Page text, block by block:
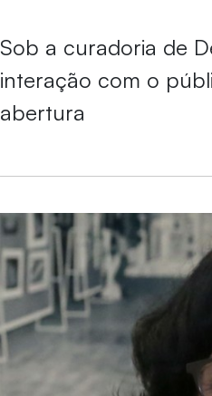
Sob a curadoria de
interação com o
abertura